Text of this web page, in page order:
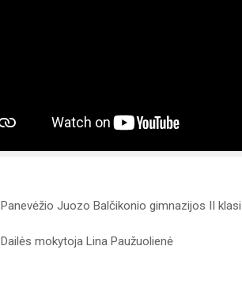
Panevėžio Juozo Balčikonio gimnazijos II
Dailės mokytoja Lina Paužuolienė